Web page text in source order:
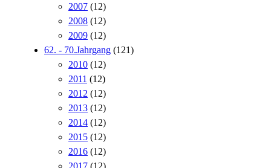
2007 (12)
2008 (12)
2009 (12)
62. - 70.Jahrgang (121)
2010 (12)
2011 (12)
2012 (12)
2013 (12)
2014 (12)
2015 (12)
2016 (12)
2017 (12)